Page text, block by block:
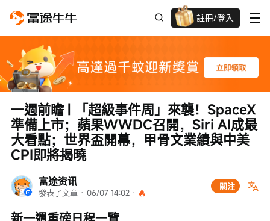
註冊/登入
迎新驚喜賞 股票/BTC等任你揀!
富途资讯
發表了文章 · 06/07 14:02 ·
關注
一週前瞻 | 「超級事件周」來襲！SpaceX
準備上市；蘋果WWDC召開，Siri AI成最
大看點；世界盃開幕，甲骨文業績與中美
CPI即將揭曉